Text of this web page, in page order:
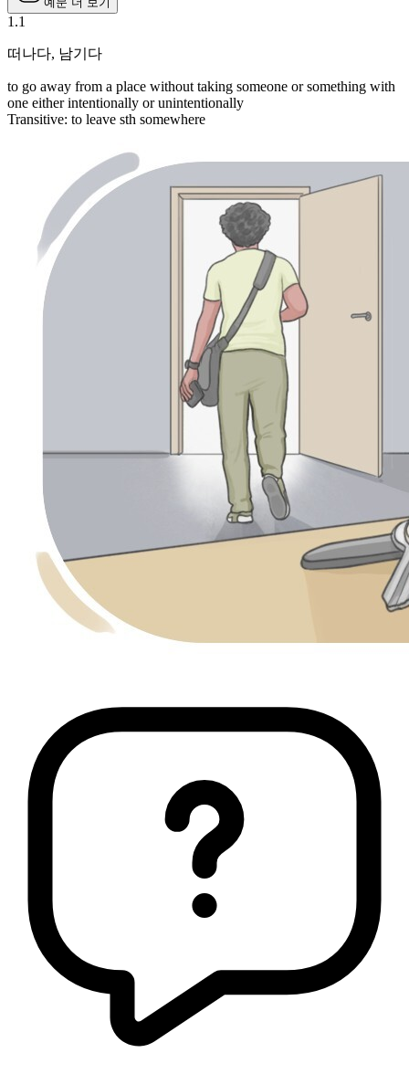
1 .1
떠나다, 남기다
to go away from a place without taking someone or something with
one either intentionally or unintentionally
Transitive: to leave sth somewhere